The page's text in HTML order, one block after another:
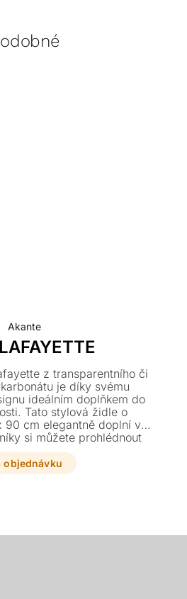
Akante
z transparentního či
je díky svému
ideálním doplňkem do
Tato stylová židle o
90 cm elegantně doplní váš
si můžete prohlédnout
showroomu v Plzni.
objednávku